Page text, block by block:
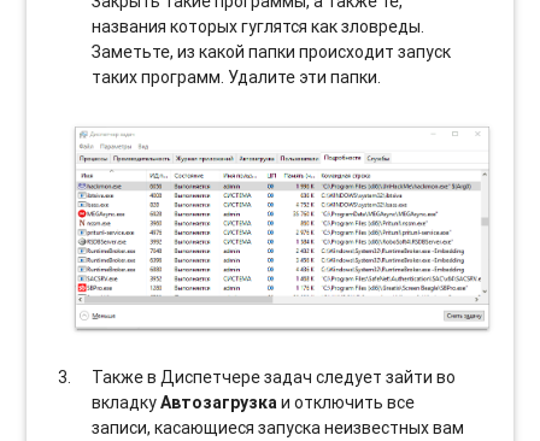
названия которых гуглятся как зловреды.
Заметьте, из какой папки происходит запуск
таких программ. Удалите эти папки.
Также в Диспетчере задач следует зайти во
вкладкуАвтозагрузкаи отключить все
записи, касающиеся запуска неизвестных вам